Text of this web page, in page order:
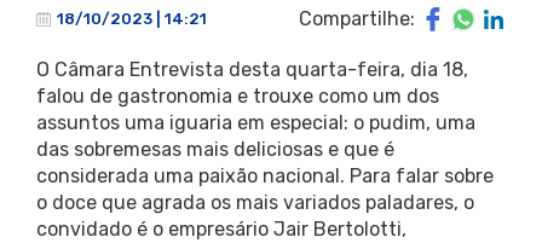
18/10/2023 | 14:21 Compartilhe:
O Câmara Entrevista desta quarta-feira, dia 18,
falou de gastronomia e trouxe como um dos
assuntos uma iguaria em especial: o pudim, uma
das sobremesas mais deliciosas e que é
considerada uma paixão nacional. Para falar sobre
o doce que agrada os mais variados paladares, o
convidado é o empresário Jair Bertolotti,